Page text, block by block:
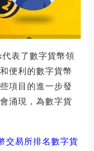
表了數字貨幣領
便利的數字貨幣
項目的進一步發
涌現，為數字貨
交易所排名數字貨